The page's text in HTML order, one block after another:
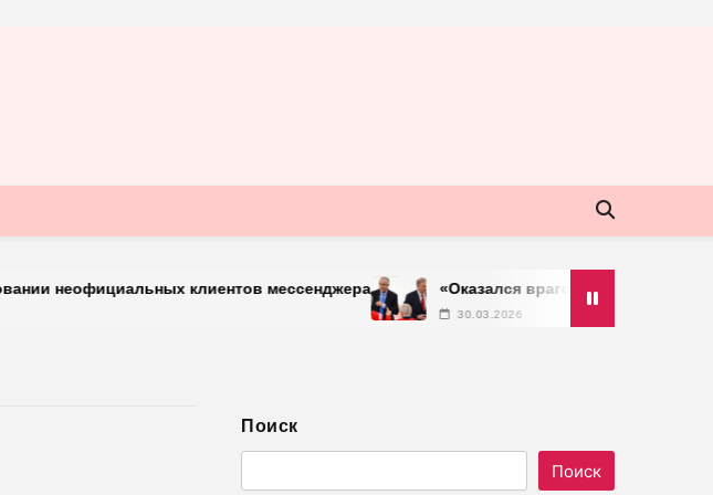
клиентов мессенджера «Оказался врагом нашего хоккея»:
30.03.2026
Поиск
Поиск